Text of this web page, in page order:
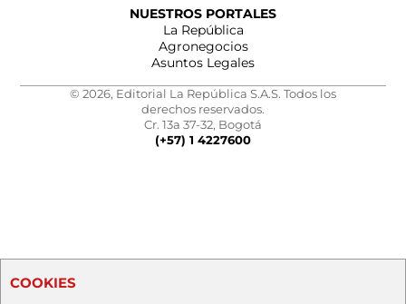
NUESTROS PORTALES
La República
Agronegocios
Asuntos Legales
© 2026, Editorial La República S.A.S. Todos los
derechos reservados.
Cr. 13a 37-32, Bogotá
(+57) 1 4227600
COOKIES